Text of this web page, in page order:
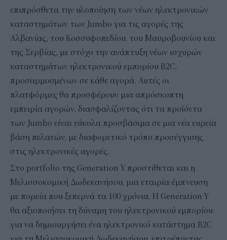
επιπρόσθετα την υλοποίηση των νέων ηλεκτρονικών
καταστημάτων των Jumbo για τις αγορές της
Αλβανίας, του Κοσσυφοπεδίου, του Μαυροβουνίου και
της Σερβίας, με στόχο την ανάπτυξη νέων ισχυρών
καταστημάτων ηλεκτρονικού εμπορίου B2C,
προσαρμοσμένων σε κάθε αγορά. Αυτές οι
πλατφόρμες θα προσφέρουν μια απρόσκοπτη
εμπειρία αγορών, διασφαλίζοντας ότι τα προϊόντα
των Jumbo είναι εύκολα προσβάσιμα σε μια νέα ευρεία
βάση πελατών, με διαφορετικό τρόπο προσέγγισης
στις ηλεκτρονικές αγορές.
Στο portfolio της Generation Y προστίθεται και η
Μελισσοκομική Δωδεκανήσου, μια εταιρία-έμπνευση
με πορεία που ξεπερνά τα 100 χρόνια. Η Generation Y
θα αξιοποιήσει τη δύναμη του ηλεκτρονικού εμπορίου
για να δημιουργήσει ένα ηλεκτρονικό κατάστημα B2C